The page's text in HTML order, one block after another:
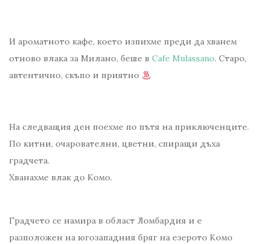
И ароматното кафе, което изпихме преди да хванем
отново влака за Милано, беше в Cafe Mulassano. Старо,
автентично, скъпо и приятно
На следващия ден поехме по пътя на приключенците.
По китни, очарователни, цветни, спиращи дъха
градчета.
Хванахме влак до Комо.
Градчето се намира в област Ломбардия и е
разположен на югозападния бряг на езерото Комо